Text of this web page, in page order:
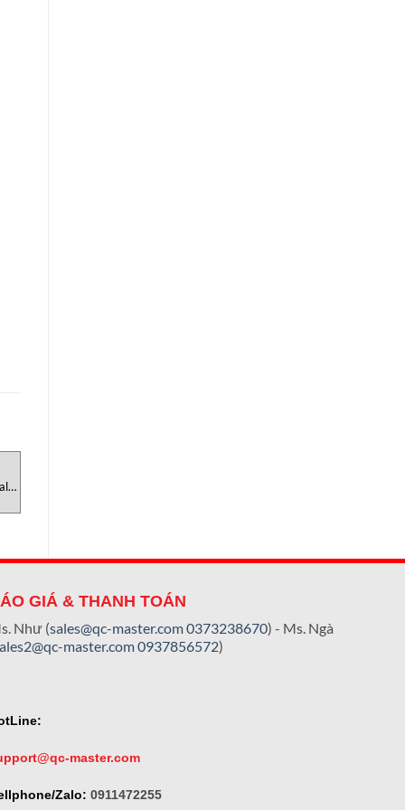
GIÁ & THANH TOÁN
Như (sales@qc-master.com0373238670) - Ms. Ngà
master.com0937856572)
master.com
Zalo: 0911472255